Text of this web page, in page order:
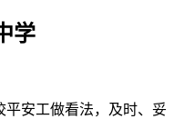
学
安工做看法，及时、妥